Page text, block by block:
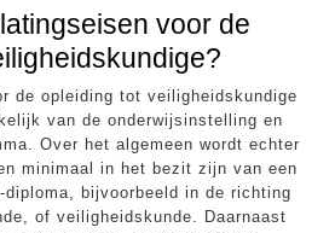
voor de
de opleiding tot veiligheidskundige
van de onderwijsinstelling en
Over het algemeen wordt echter
minimaal in het bezit zijn van een
diploma, bijvoorbeeld in de richting
of veiligheidskunde. Daarnaast